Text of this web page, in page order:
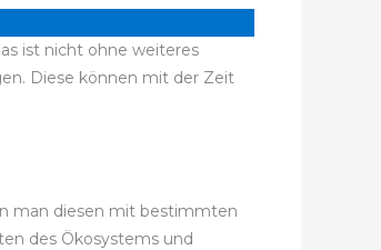
ist nicht ohne weiteres
Diese können mit der Zeit
man diesen mit bestimmten
des Ökosystems und